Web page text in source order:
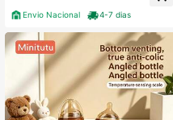
Envio Nacional 4-7 dias